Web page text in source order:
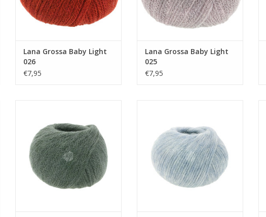
Lana Grossa Baby Light
026
€7,95
Lana Grossa Baby Light
025
€7,95